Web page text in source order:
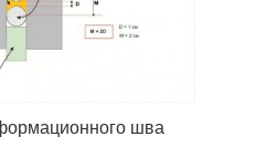
шва